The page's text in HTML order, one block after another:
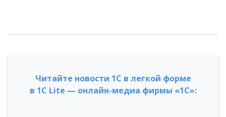
Читайте новости 1С в легкой форме
в 1С Lite — онлайн-медиа фирмы «1С»: